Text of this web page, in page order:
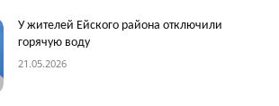
У жителей Ейского района отключили
горячую воду
21.05.2026